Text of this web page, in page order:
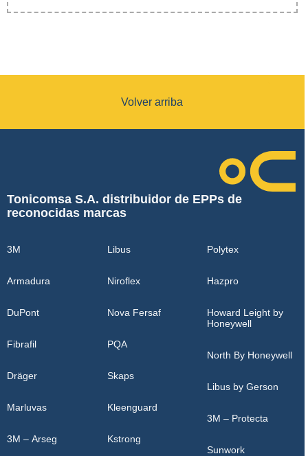
Volver arriba
Tonicomsa S.A. distribuidor de EPPs de
reconocidas marcas
3M
Armadura
DuPont
Fibrafil
Dräger
Marluvas
3M – Arseg
Libus
Niroflex
Nova Fersaf
PQA
Skaps
Kleenguard
Kstrong
Polytex
Hazpro
Howard Leight by
Honeywell
North By Honeywell
Libus by Gerson
3M – Protecta
Sunwork